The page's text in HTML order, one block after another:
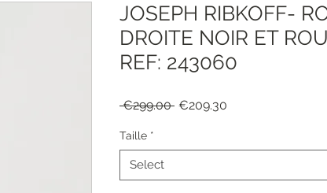
JOSEPH RIBKOFF-
DROITE NOIR ET
REF: 243060
€299.00 Regular
€209.30
Taille *
Select